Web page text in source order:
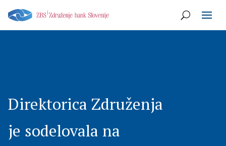
Direktorica Združenja
je sodelovala na